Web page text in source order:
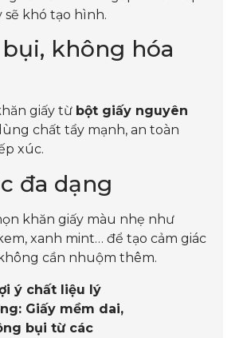
sẽ khó tạo hình.
không hóa
giấy từ bột giấy nguyên
chất tẩy mạnh, an toàn
xúc.
đa dạng
khăn giấy màu nhẹ như
xanh mint… để tạo cảm giác
cần nhuộm thêm.
ý chất liệu lý
Giấy mềm dai,
bụi từ các